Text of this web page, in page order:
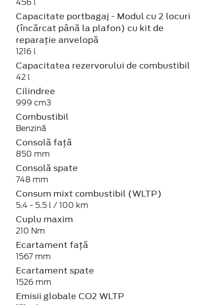
456 l
Capacitate portbagaj - Modul cu 2 locuri
(încărcat până la plafon) cu kit de
reparație anvelopă
1216 l
Capacitatea rezervorului de combustibil
42 l
Cilindree
999 cm3
Combustibil
Benzină
Consolă față
850 mm
Consolă spate
748 mm
Consum mixt combustibil (WLTP)
5.4 - 5.5 l / 100 km
Cuplu maxim
210 Nm
Ecartament față
1567 mm
Ecartament spate
1526 mm
Emisii globale CO2 WLTP